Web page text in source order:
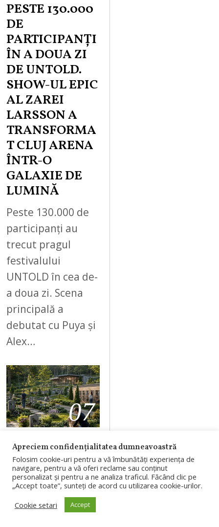
PESTE 130.000
DE
PARTICIPANȚI
ÎN A DOUA ZI
DE UNTOLD.
SHOW-UL EPIC
AL ZAREI
LARSSON A
TRANSFORMA
T CLUJ ARENA
ÎNTR-O
GALAXIE DE
LUMINĂ
Peste 130.000 de
participanți au
trecut pragul
festivalului
UNTOLD în cea de-
a doua zi. Scena
principală a
debutat cu Puya și
Alex…
07
AUGUST 8, 2026
Cimitir pentru
animale în
Cluj-Napoca.
Consiliul Local
Apreciem confidențialitatea dumneavoastră
Folosim cookie-uri pentru a vă îmbunătăți experiența de
navigare, pentru a vă oferi reclame sau conținut
personalizat și pentru a ne analiza traficul. Făcând clic pe
„Accept toate”, sunteți de acord cu utilizarea cookie-urilor.
Cookie setari
Accept